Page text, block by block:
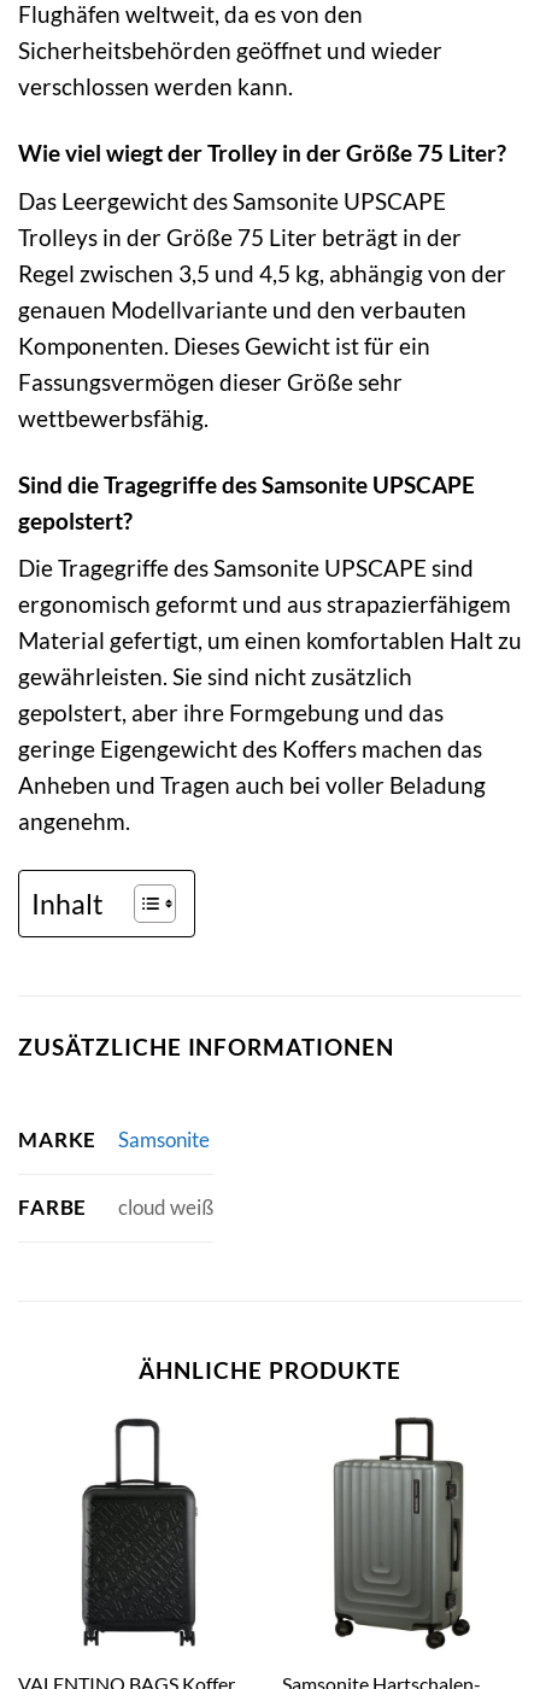
Flughäfen weltweit, da es von den
Sicherheitsbehörden geöffnet und wieder
verschlossen werden kann.
Wie viel wiegt der Trolley in der Größe 75 Liter?
Das Leergewicht des Samsonite UPSCAPE
Trolleys in der Größe 75 Liter beträgt in der
Regel zwischen 3,5 und 4,5 kg, abhängig von der
genauen Modellvariante und den verbauten
Komponenten. Dieses Gewicht ist für ein
Fassungsvermögen dieser Größe sehr
wettbewerbsfähig.
Sind die Tragegriffe des Samsonite UPSCAPE
gepolstert?
Die Tragegriffe des Samsonite UPSCAPE sind
ergonomisch geformt und aus strapazierfähigem
Material gefertigt, um einen komfortablen Halt zu
gewährleisten. Sie sind nicht zusätzlich
gepolstert, aber ihre Formgebung und das
geringe Eigengewicht des Koffers machen das
Anheben und Tragen auch bei voller Beladung
angenehm.
Inhalt
ZUSÄTZLICHE INFORMATIONEN
MARKE Samsonite
FARBE cloud weiß
ÄHNLICHE PRODUKTE
VALENTINO BAGS Koffer Samsonite Hartschalen-